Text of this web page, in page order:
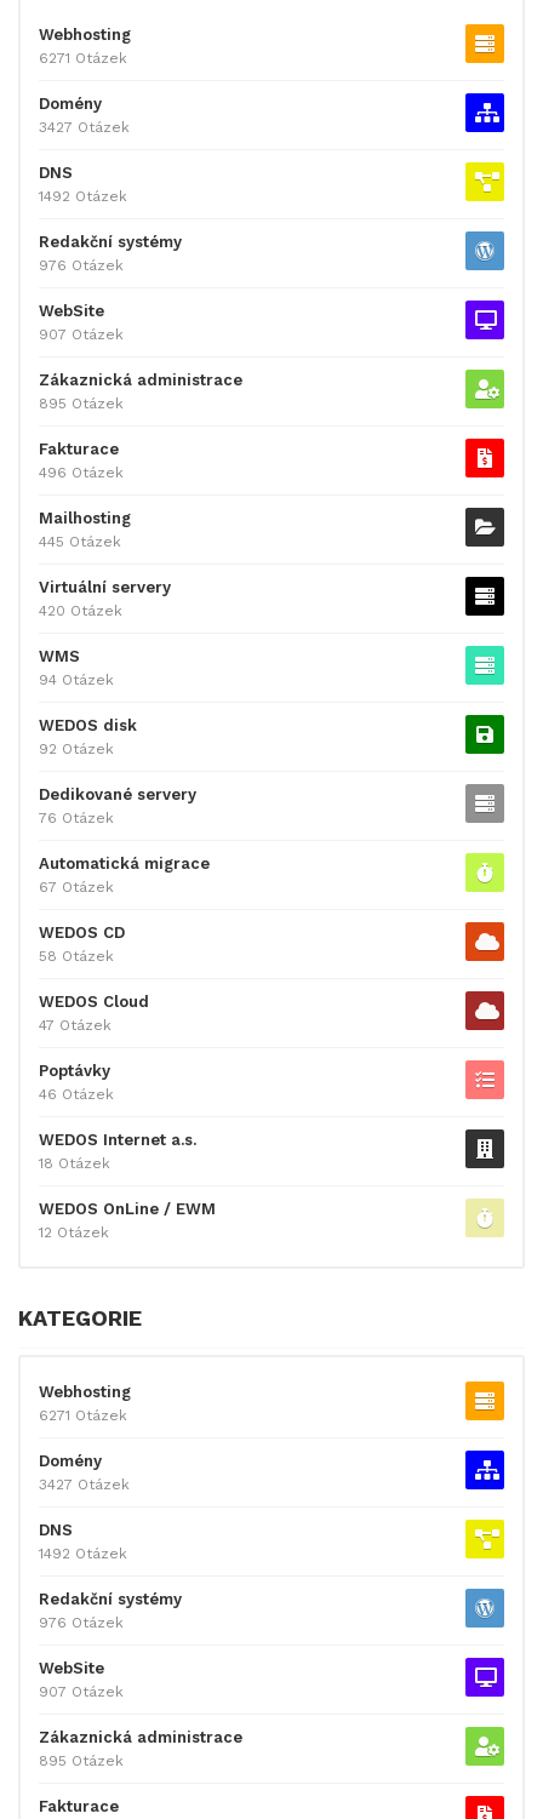
Webhosting
6271 Otázek
Domény
3427 Otázek
DNS
1492 Otázek
Redakční systémy
976 Otázek
WebSite
907 Otázek
Zákaznická administrace
895 Otázek
Fakturace
496 Otázek
Mailhosting
445 Otázek
Virtuální servery
420 Otázek
WMS
94 Otázek
WEDOS disk
92 Otázek
Dedikované servery
76 Otázek
Automatická migrace
67 Otázek
WEDOS CD
58 Otázek
WEDOS Cloud
47 Otázek
Poptávky
46 Otázek
WEDOS Internet a.s.
18 Otázek
WEDOS OnLine / EWM
12 Otázek
KATEGORIE
Webhosting
6271 Otázek
Domény
3427 Otázek
DNS
1492 Otázek
Redakční systémy
976 Otázek
WebSite
907 Otázek
Zákaznická administrace
895 Otázek
Fakturace